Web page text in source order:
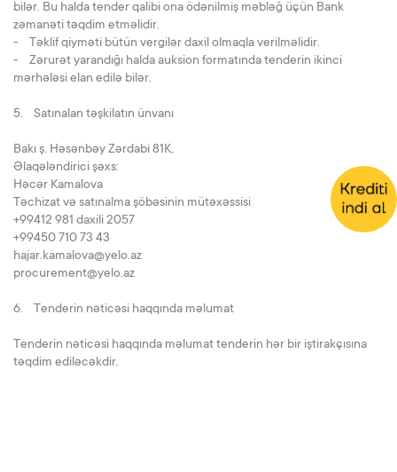
bilər. Bu halda tender qalibi ona ödənilmiş məbləğ üçün Bank
zəmanəti təqdim etməlidir.
- Təklif qiyməti bütün vergilər daxil olmaqla verilməlidir.
- Zərurət yarandığı halda auksion formatında tenderin ikinci
mərhələsi elan edilə bilər.
5. Satınalan təşkilatın ünvanı
Bakı ş. Həsənbəy Zərdabi 81K,
Əlaqələndirici şəxs:
Həcər Kamalova
Təchizat və satınalma şöbəsinin mütəxəssisi
+99412 981 daxili 2057
+99450 710 73 43
hajar.kamalova@yelo.az
procurement@yelo.az
6. Tenderin nəticəsi haqqında məlumat
Tenderin nəticəsi haqqında məlumat tenderin hər bir iştirakçısına
təqdim ediləcəkdir.